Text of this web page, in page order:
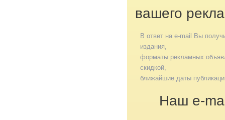
вашего
В ответ на e-mail Вы
издания,
форматы рекламных
скидкой,
ближайшие даты
Наш e-